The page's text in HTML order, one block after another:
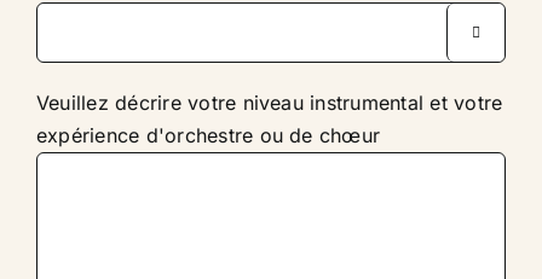

Veuillez décrire votre niveau instrumental et votre
expérience d'orchestre ou de chœur